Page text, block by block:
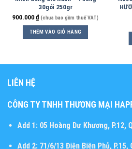
30gói 250gr
900.000₫ (chưa bao gồm thuế VAT)
THÊM VÀO GIỎ HÀNG
LIÊN HỆ
CÔNG TY TNHH THƯƠNG MẠI
Add 1:05 Hoàng Dư Khương, P.12,
Add 2:71/6/13 Điện Biên Phủ, P.15,